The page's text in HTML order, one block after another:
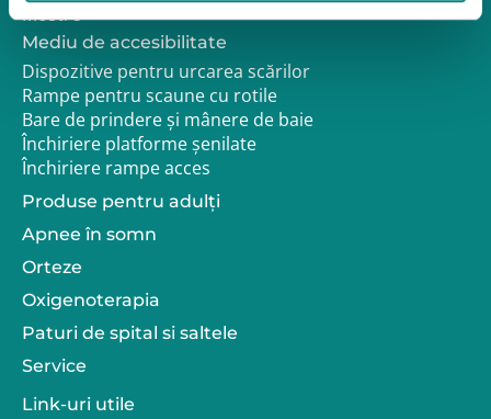
Mostre
Mediu de accesibilitate
Dispozitive pentru urcarea scărilor
Rampe pentru scaune cu rotile
Bare de prindere și mânere de baie
Închiriere platforme șenilate
Închiriere rampe acces
Produse pentru adulţi
Apnee în somn
Orteze
Oxigenoterapia
Paturi de spital si saltele
Service
Link-uri utile